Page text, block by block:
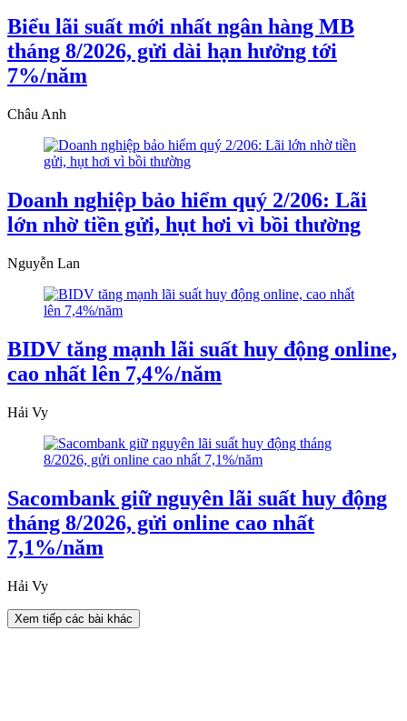
Biểu lãi suất mới nhất ngân hàng MB
tháng 8/2026, gửi dài hạn hưởng tới
7%/năm
Châu Anh
Doanh nghiệp bảo hiểm quý 2/206: Lãi
lớn nhờ tiền gửi, hụt hơi vì bồi thường
Nguyễn Lan
BIDV tăng mạnh lãi suất huy động online,
cao nhất lên 7,4%/năm
Hải Vy
Sacombank giữ nguyên lãi suất huy động
tháng 8/2026, gửi online cao nhất
7,1%/năm
Hải Vy
Xem tiếp các bài khác